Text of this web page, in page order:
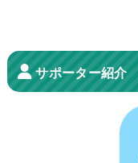
サポーター紹介